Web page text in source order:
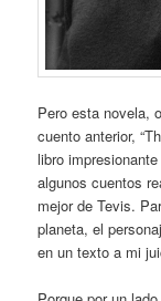
Pero esta novela,
cuento anterior,
libro
algunos cuentos
mejor de Tevis.
planeta, el
en un texto a mi